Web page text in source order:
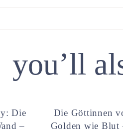
you’ll
Die
–
Die Göttinnen
Golden wie Blut